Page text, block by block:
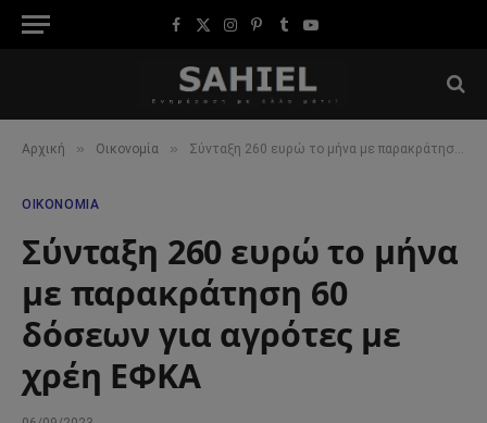
Facebook
X
Instagram
Pinterest
TumblrYouTube
Αρχική » Οικονομία » Σύνταξη 260 ευρώ το μήνα με παρακράτηση 60 δόσεων για αγρότες με χρέη ΕΦΚΑ
ΟΙΚΟΝΟΜΊΑ
Σύνταξη 260 ευρώ το μήνα
με παρακράτηση 60
δόσεων για αγρότες με
χρέη ΕΦΚΑ